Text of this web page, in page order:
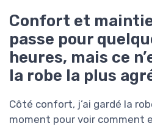
Confort et
passe pour
heures, mais ce
la robe la plus
Côté confort, j’ai gardé la
moment pour voir comment